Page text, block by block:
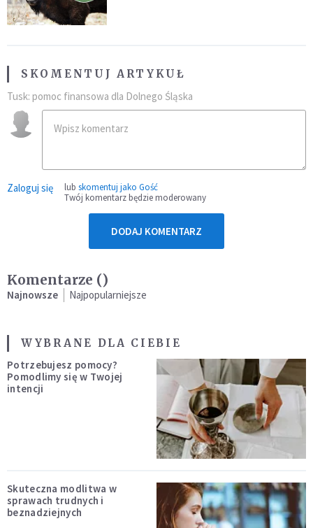
SKOMENTUJ ARTYKUŁ
Tusk: pomoc finansowa dla Dolnego Śląska
Zaloguj się lub skomentuj jako Gość
Twój komentarz będzie moderowany
DODAJ KOMENTARZ
Komentarze ()
Najnowsze Najpopularniejsze
WYBRANE DLA CIEBIE
Potrzebujesz pomocy?
Pomodlimy się w Twojej
intencji
Skuteczna modlitwa w
sprawach trudnych i
beznadziejnych